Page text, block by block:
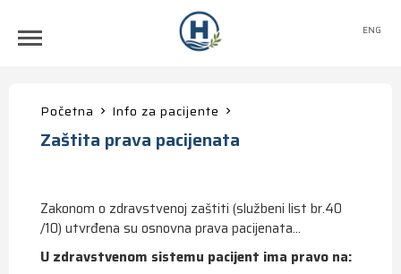
ENG
Početna Info za pacijente
Zaštita prava pacijenata
Zakonom o zdravstvenoj zaštiti (službeni list br.40
/10) utvrđena su osnovna prava pacijenata...
U zdravstvenom sistemu pacijent ima pravo na: